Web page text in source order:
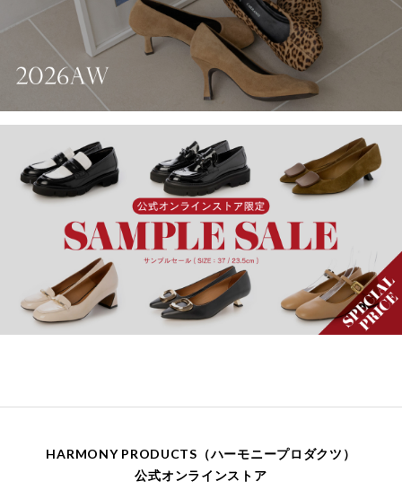
HARMONY PRODUCTS（ハーモニープロダクツ）
公式オンラインストア